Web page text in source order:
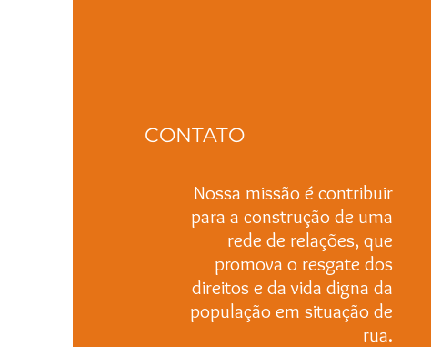
CONTATO
Nossa missão é contribuir
para a construção de uma
rede de relações, que
promova o resgate dos
direitos e da vida digna da
população em situação de
rua.